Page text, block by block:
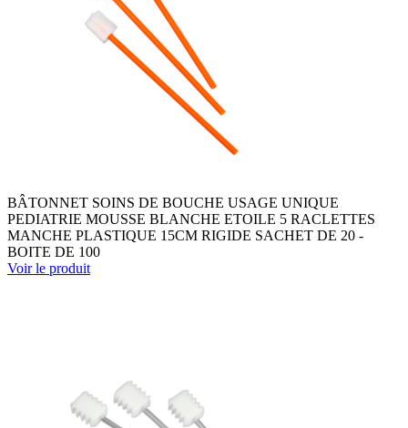
BÂTONNET SOINS DE BOUCHE USAGE UNIQUE
PEDIATRIE MOUSSE BLANCHE ETOILE 5 RACLETTES
MANCHE PLASTIQUE 15CM RIGIDE SACHET DE 20 -
BOITE DE 100
Voir le produit